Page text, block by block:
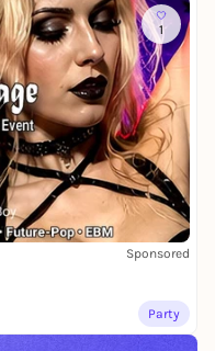
1
Sponsored
Party